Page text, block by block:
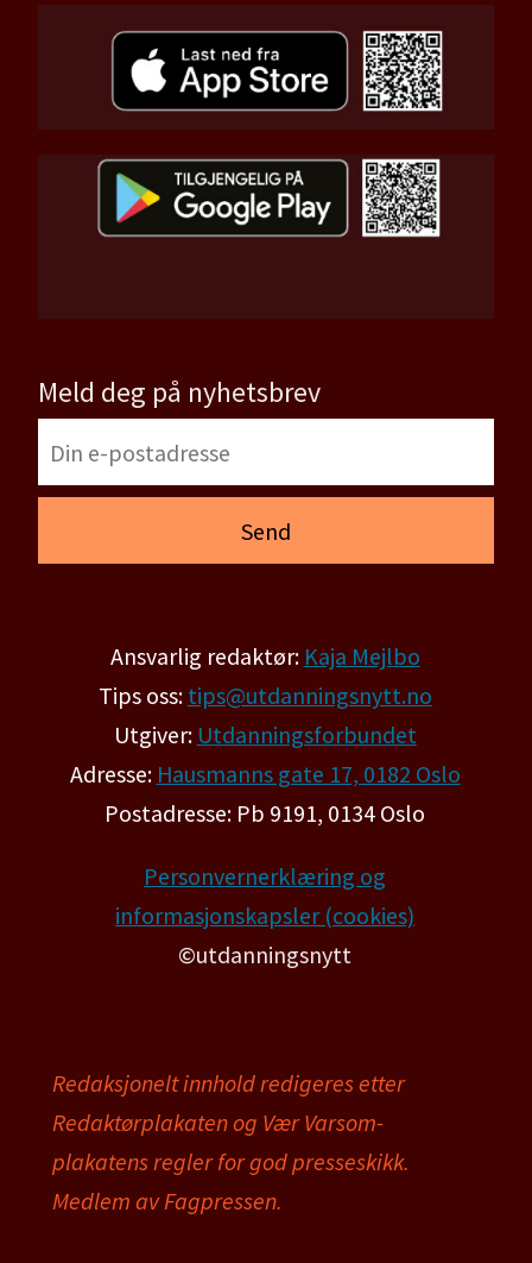
Meld deg på nyhetsbrev
Ansvarlig redaktør: Kaja Mejlbo
Tips oss: tips@utdanningsnytt.no
Utgiver: Utdanningsforbundet
Adresse: Hausmanns gate 17, 0182 Oslo
Postadresse: Pb 9191, 0134 Oslo
Personvernerklæring og
informasjonskapsler (cookies)
©utdanningsnytt
Redaksjonelt innhold redigeres etter
Redaktørplakaten og Vær Varsom-
plakatens regler for god presseskikk.
Medlem av Fagpressen.